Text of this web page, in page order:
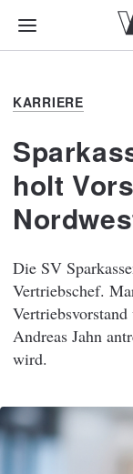
KARRIERE
holt
Die SV
Vertriebschef.
Andreas Jahn
wird.